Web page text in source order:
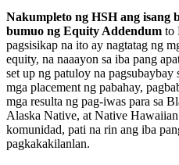
Nakumpleto ng HSH ang isang
bumuo ng Equity Addendum to
pagsisikap na ito ay nagtatag ng
equity, na naaayon sa iba pang
set up ng patuloy na pagsubaybay
mga placement ng pabahay,
mga resulta ng pag-iwas para sa
Alaska Native, at Native
komunidad, pati na rin ang iba
pagkakakilanlan.